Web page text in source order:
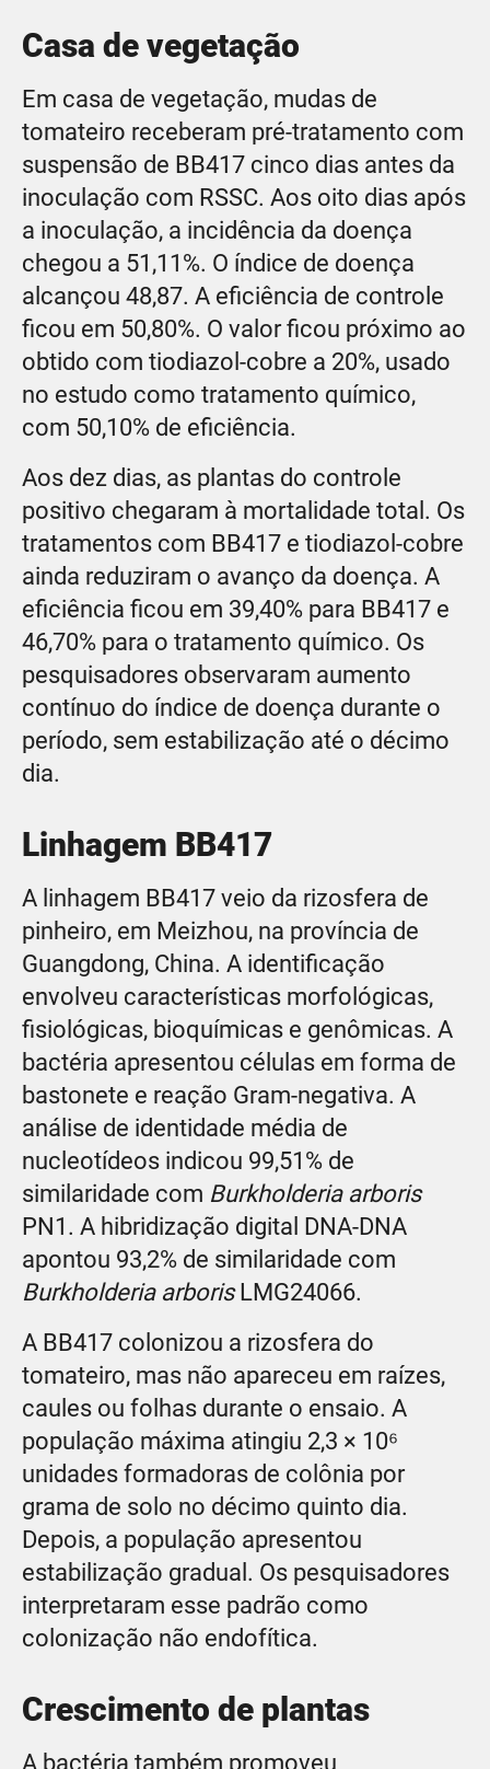
Casa de vegetação
Em casa de vegetação, mudas de
tomateiro receberam pré-tratamento com
suspensão de BB417 cinco dias antes da
inoculação com RSSC. Aos oito dias após
a inoculação, a incidência da doença
chegou a 51,11%. O índice de doença
alcançou 48,87. A eficiência de controle
ficou em 50,80%. O valor ficou próximo ao
obtido com tiodiazol-cobre a 20%, usado
no estudo como tratamento químico,
com 50,10% de eficiência.
Aos dez dias, as plantas do controle
positivo chegaram à mortalidade total. Os
tratamentos com BB417 e tiodiazol-cobre
ainda reduziram o avanço da doença. A
eficiência ficou em 39,40% para BB417 e
46,70% para o tratamento químico. Os
pesquisadores observaram aumento
contínuo do índice de doença durante o
período, sem estabilização até o décimo
dia.
Linhagem BB417
A linhagem BB417 veio da rizosfera de
pinheiro, em Meizhou, na província de
Guangdong, China. A identificação
envolveu características morfológicas,
fisiológicas, bioquímicas e genômicas. A
bactéria apresentou células em forma de
bastonete e reação Gram-negativa. A
análise de identidade média de
nucleotídeos indicou 99,51% de
similaridade com Burkholderia arboris
PN1. A hibridização digital DNA-DNA
apontou 93,2% de similaridade com
Burkholderia arborisLMG24066.
A BB417 colonizou a rizosfera do
tomateiro, mas não apareceu em raízes,
caules ou folhas durante o ensaio. A
população máxima atingiu 2,3 × 10⁶
unidades formadoras de colônia por
grama de solo no décimo quinto dia.
Depois, a população apresentou
estabilização gradual. Os pesquisadores
interpretaram esse padrão como
colonização não endofítica.
Crescimento de plantas
A bactéria também promoveu